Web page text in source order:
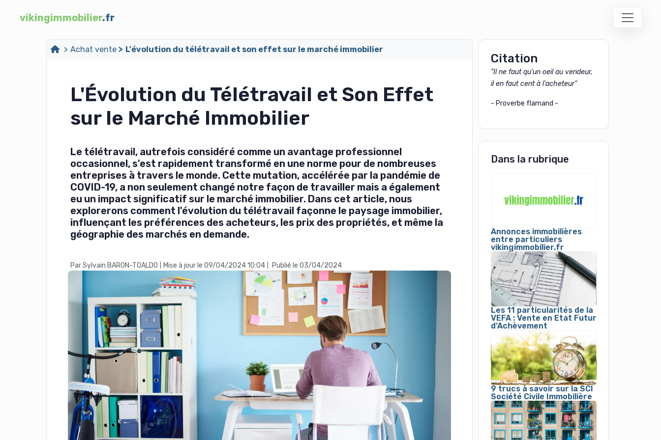
vikingimmobilier.fr
Achat vente L'évolution du télétravail et son effet sur le marché immobilier
L'Évolution du Télétravail et Son Effet
sur le Marché Immobilier
Le télétravail, autrefois considéré comme un avantage professionnel
occasionnel, s'est rapidement transformé en une norme pour de nombreuses
entreprises à travers le monde. Cette mutation, accélérée par la pandémie de
COVID-19, a non seulement changé notre façon de travailler mais a également
eu un impact significatif sur le marché immobilier. Dans cet article, nous
explorerons comment l'évolution du télétravail façonne le paysage immobilier,
influençant les préférences des acheteurs, les prix des propriétés, et même la
géographie des marchés en demande.
Par Sylvain BARON-TOALDO Mise à jour le 09/04/2024 10:04 Publié le 03/04/2024
Citation
"Il ne faut qu'un oeil au vendeur,
il en faut cent à l'acheteur"
- Proverbe flamand -
Dans la rubrique
Annonces immobilières
entre particuliers
vikingimmobilier.fr
Les 11 particularités de la
VEFA : Vente en Etat Futur
d’Achèvement
9 trucs à savoir sur la SCI
Société Civile Immobilière